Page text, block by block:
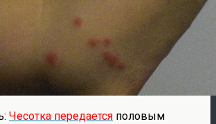
Чесотка передается половым